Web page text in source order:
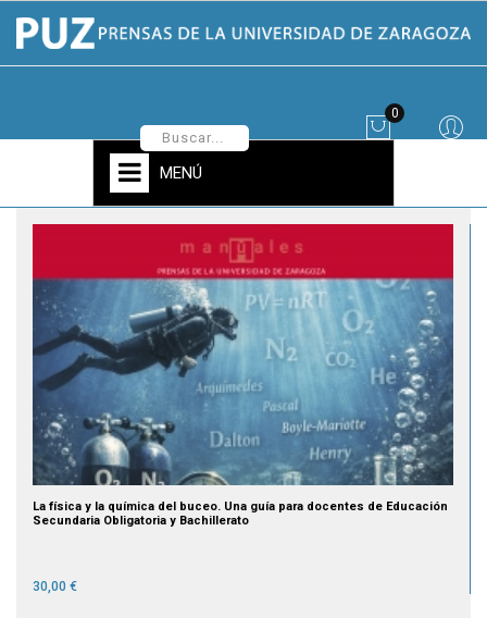
0
MENÚ
La física y la química del buceo. Una guía para docentes de Educación
Secundaria Obligatoria y Bachillerato
30,00 €